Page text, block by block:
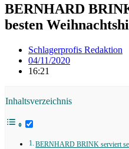
BERNHARD
besten
Schlagerprofis Redaktion
04/11/2020
16:21
Inhaltsverzeichnis
BERNHARD BRINK serviert